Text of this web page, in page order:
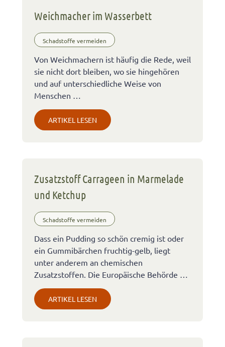
Weichmacher im Wasserbett
Schadstoffe vermeiden
Von Weichmachern ist häufig die Rede, weil
sie nicht dort bleiben, wo sie hingehören
und auf unterschiedliche Weise von
Menschen …
ARTIKEL LESEN
Zusatzstoff Carrageen in Marmelade
und Ketchup
Schadstoffe vermeiden
Dass ein Pudding so schön cremig ist oder
ein Gummibärchen fruchtig-gelb, liegt
unter anderem an chemischen
Zusatzstoffen. Die Europäische Behörde …
ARTIKEL LESEN